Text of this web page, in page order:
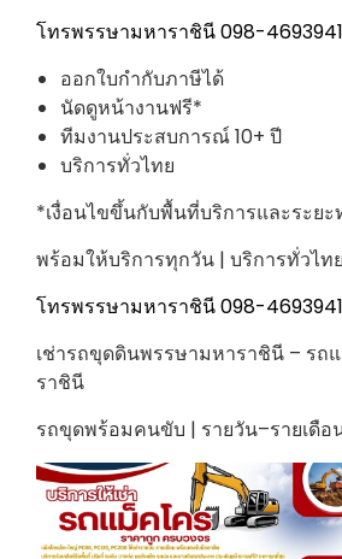
โทรพรรษามหาราชินี 098-4693941
ออกใบกำกับภาษีได้
นัดดูหน้างานฟรี*
ทีมงานประสบการณ์ 10+ ปี
บริการทั่วไทย
*เงื่อนไขขึ้นกับพื้นที่บริการและระยะ
พร้อมให้บริการทุกวัน | บริการทั่วไทย
โทรพรรษามหาราชินี 098-4693941
เช่ารถขุดดินพรรษามหาราชินี – รถ
ราชินี
รถขุดพร้อมคนขับ | รายวัน–รายเดือ